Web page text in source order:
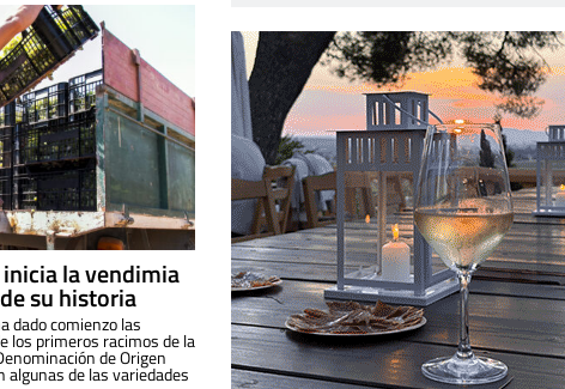
inicia la vendimia
su historia
dado comienzo las
los primeros racimos de la
de Origen
algunas de las variedades